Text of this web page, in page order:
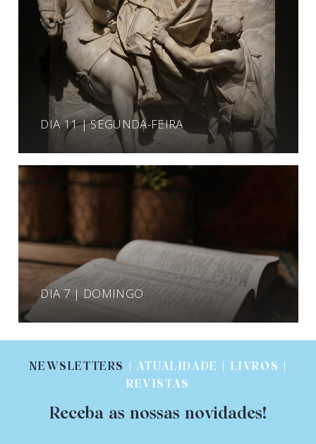
DIA 11 | SEGUNDA-FEIRA
DIA 7 | DOMINGO
NEWSLETTERS
| ATUALIDADE | LIVROS |
REVISTAS
Receba as nossas novidades!